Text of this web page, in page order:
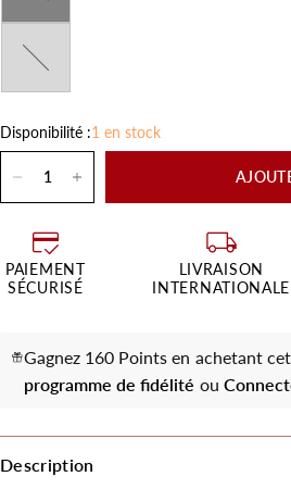
Disponibilité :1 en stock
PAIEMENT
SÉCURISÉ
LIVRAISON
INTERNATIONALE
Gagnez 160 Points en achetant
programme de fidélité ou
Description